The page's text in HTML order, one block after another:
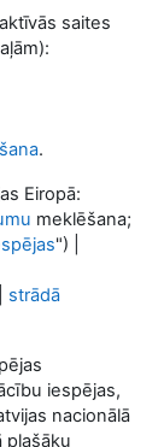
saites
.
Eiropā:
meklēšana;
") |
strādā
iespējas,
nacionālā
plašāku